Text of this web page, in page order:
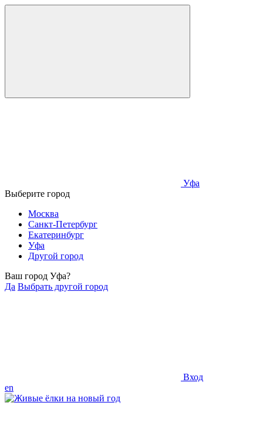
Уфа
Выберите город
Москва
Санкт-Петербург
Екатеринбург
Уфа
Другой город
Ваш город Уфа?
Да Выбрать другой город
Вход
en